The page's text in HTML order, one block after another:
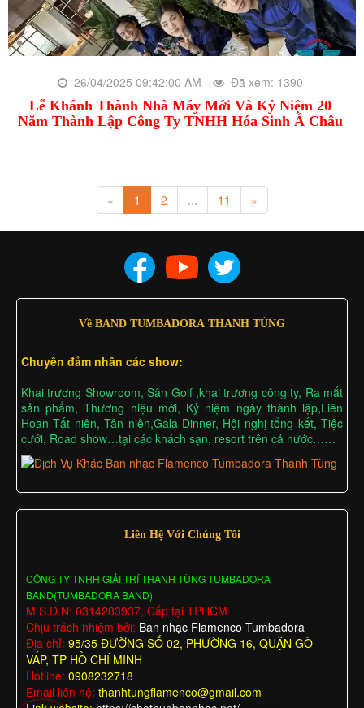
26/04/2025 09:42:00 AM Đã xem: 1390
Lễ Khánh Thành Nhà Máy Mới Và Kỷ Niệm 20
Năm Thành Lập Công Ty TNHH Hóa Sinh Á Châu
« 1 2 ... 11 »
Về BAND TUMBADORA THANH TÙNG
Chuyên đảm nhân các show:
Khai trương Showroom, Sân Golf ,khai trương công ty, Ra mắt
sản phẩm, Thương hiệu mới, Kỷ niệm ngày thành lập,Liên
Hoan Tất niên, Tân niên,Gala Dinner, Hội nghị tổng kết, Tiệc
cưới, Road show…tại các khách sạn, resort trên cả nước……
Liên Hệ Với Chúng Tôi
CÔNG TY TNHH GIẢI TRÍ THANH TÙNG TUMBADORA
BAND(TUMBADORA BAND)
M.S.D.N: 0314283937, Cấp tại TPHCM
Chịu trách nhiệm bởi: Ban nhạc Flamenco Tumbadora
Địa chỉ: 95/35 ĐƯỜNG SỐ 02, PHƯỜNG 16, QUẬN GÒ
VẤP, TP HỒ CHÍ MINH
Hotline: 0908232718
Email liên hệ: thanhtungflamenco@gmail.com